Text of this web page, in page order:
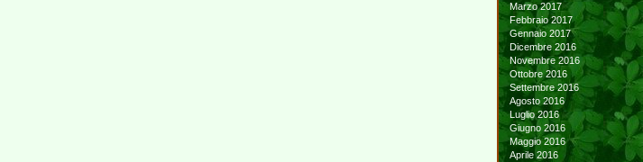
Marzo 2017
Febbraio 2017
Gennaio 2017
Dicembre 2016
Novembre 2016
Ottobre 2016
Settembre 2016
Agosto 2016
Luglio 2016
Giugno 2016
Maggio 2016
Aprile 2016